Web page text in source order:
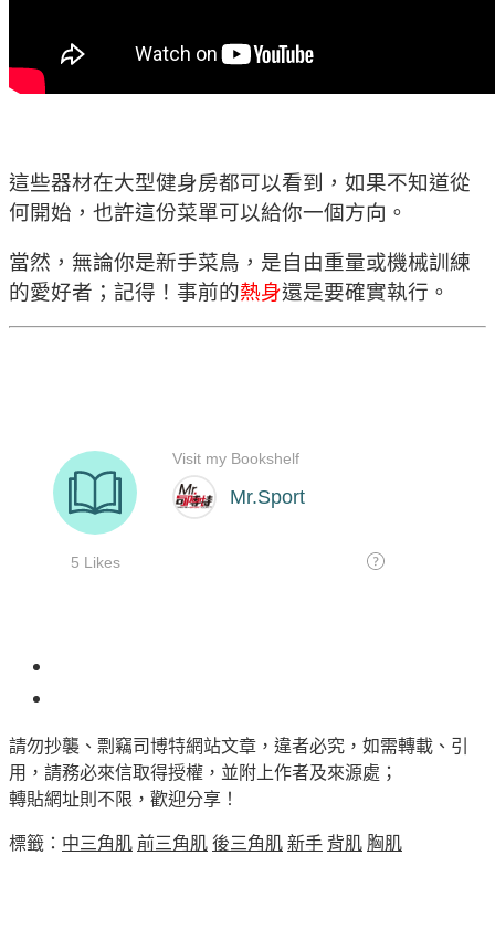
這些器材在大型健身房都可以看到，如果不知道從
何開始，也許這份菜單可以給你一個方向。
當然，無論你是新手菜鳥，是自由重量或機械訓練
的愛好者；記得！事前的熱身還是要確實執行。
請勿抄襲、剽竊司博特網站文章，違者必究，如需轉載、引
用，請務必來信取得授權，並附上作者及來源處；
轉貼網址則不限，歡迎分享！
標籤： 中三角肌 前三角肌 後三角肌 新手 背肌 胸肌